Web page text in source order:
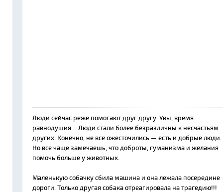
Люди сейчас реже помогают друг другу. Увы, время
равнодушия… Люди стали более безразличны к несчастьям
других. Конечно, не все ожесточились — есть и добрые люди.
Но все чаще замечаешь, что доброты, гуманизма и желания
помочь больше у животных.
Маленькую собачку сбила машина и она лежала посередине
дороги. Только другая собака отреагировала на трагедию!!!